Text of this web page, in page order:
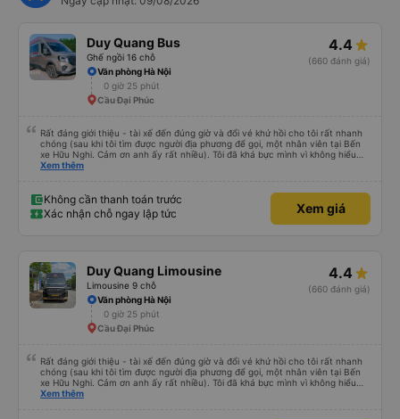
Duy Quang Bus
Ghế ngồi 16 chỗ
4.4
(660 đánh giá)
Văn phòng Hà Nội
0 giờ 25 phút
Cầu Đại Phúc
Rất đáng giới thiệu - tài xế đến đúng giờ và đổi vé khứ hồi cho tôi rất nhanh
chóng (sau khi tôi tìm được người địa phương để gọi, một nhân viên tại Bến
xe Hữu Nghi. Cảm ơn anh ấy rất nhiều). Tôi đã khá bực mình vì không hiểu
sao tài xế không đến đón tôi về Hà Nội, cuối cùng được biết là tôi đã đặt
đặt trước. Bài học rút ra - hãy kiểm tra kỹ trước khi đặt vé, tốt nhất là khi
bạn không còn buồn ngủ.
Xem thêm
Không cần thanh toán trước
Xác nhận chỗ ngay lập tức
Xem giá
Duy Quang Limousine
Limousine 9 chỗ
4.4
(660 đánh giá)
Văn phòng Hà Nội
0 giờ 25 phút
Cầu Đại Phúc
Rất đáng giới thiệu - tài xế đến đúng giờ và đổi vé khứ hồi cho tôi rất nhanh
chóng (sau khi tôi tìm được người địa phương để gọi, một nhân viên tại Bến
xe Hữu Nghi. Cảm ơn anh ấy rất nhiều). Tôi đã khá bực mình vì không hiểu
sao tài xế không đến đón tôi về Hà Nội, cuối cùng được biết là tôi đã đặt
Xem thêm